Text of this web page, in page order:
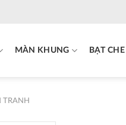
MÀN KHUNG BẠT CHE
TRANH